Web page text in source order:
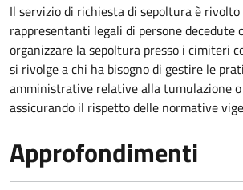
Il servizio di richiesta di sepoltura è
rappresentanti legali di persone decedute
organizzare la sepoltura presso i cimiteri
si rivolge a chi ha bisogno di gestire le
amministrative relative alla tumulazione
assicurando il rispetto delle normative
Approfondimenti